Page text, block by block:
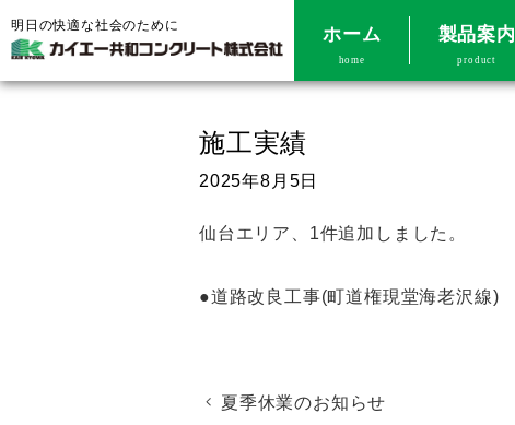
明日の快適な社会のために ホーム
home
製品案内
product
施工実績
2025年8月5日
仙台エリア、1件追加しました。
●道路改良工事(町道権現堂海老沢線)
夏季休業のお知らせ